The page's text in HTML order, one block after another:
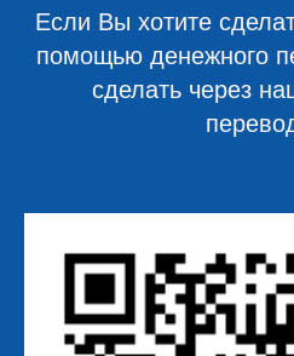
Если Вы хотите
помощью денежного
сделать через